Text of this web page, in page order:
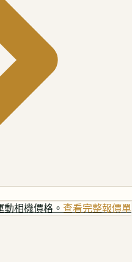
相機價格。 查看完整報價單